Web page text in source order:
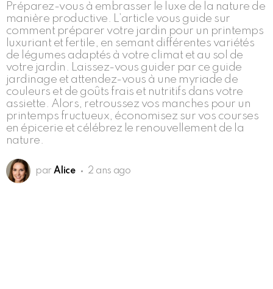
Préparez-vous à embrasser le luxe de la nature de
manière productive. L’article vous guide sur
comment préparer votre jardin pour un printemps
luxuriant et fertile, en semant différentes variétés
de légumes adaptés à votre climat et au sol de
votre jardin. Laissez-vous guider par ce guide
jardinage et attendez-vous à une myriade de
couleurs et de goûts frais et nutritifs dans votre
assiette. Alors, retroussez vos manches pour un
printemps fructueux, économisez sur vos courses
en épicerie et célébrez le renouvellement de la
nature.
par Alice 2 ans ago